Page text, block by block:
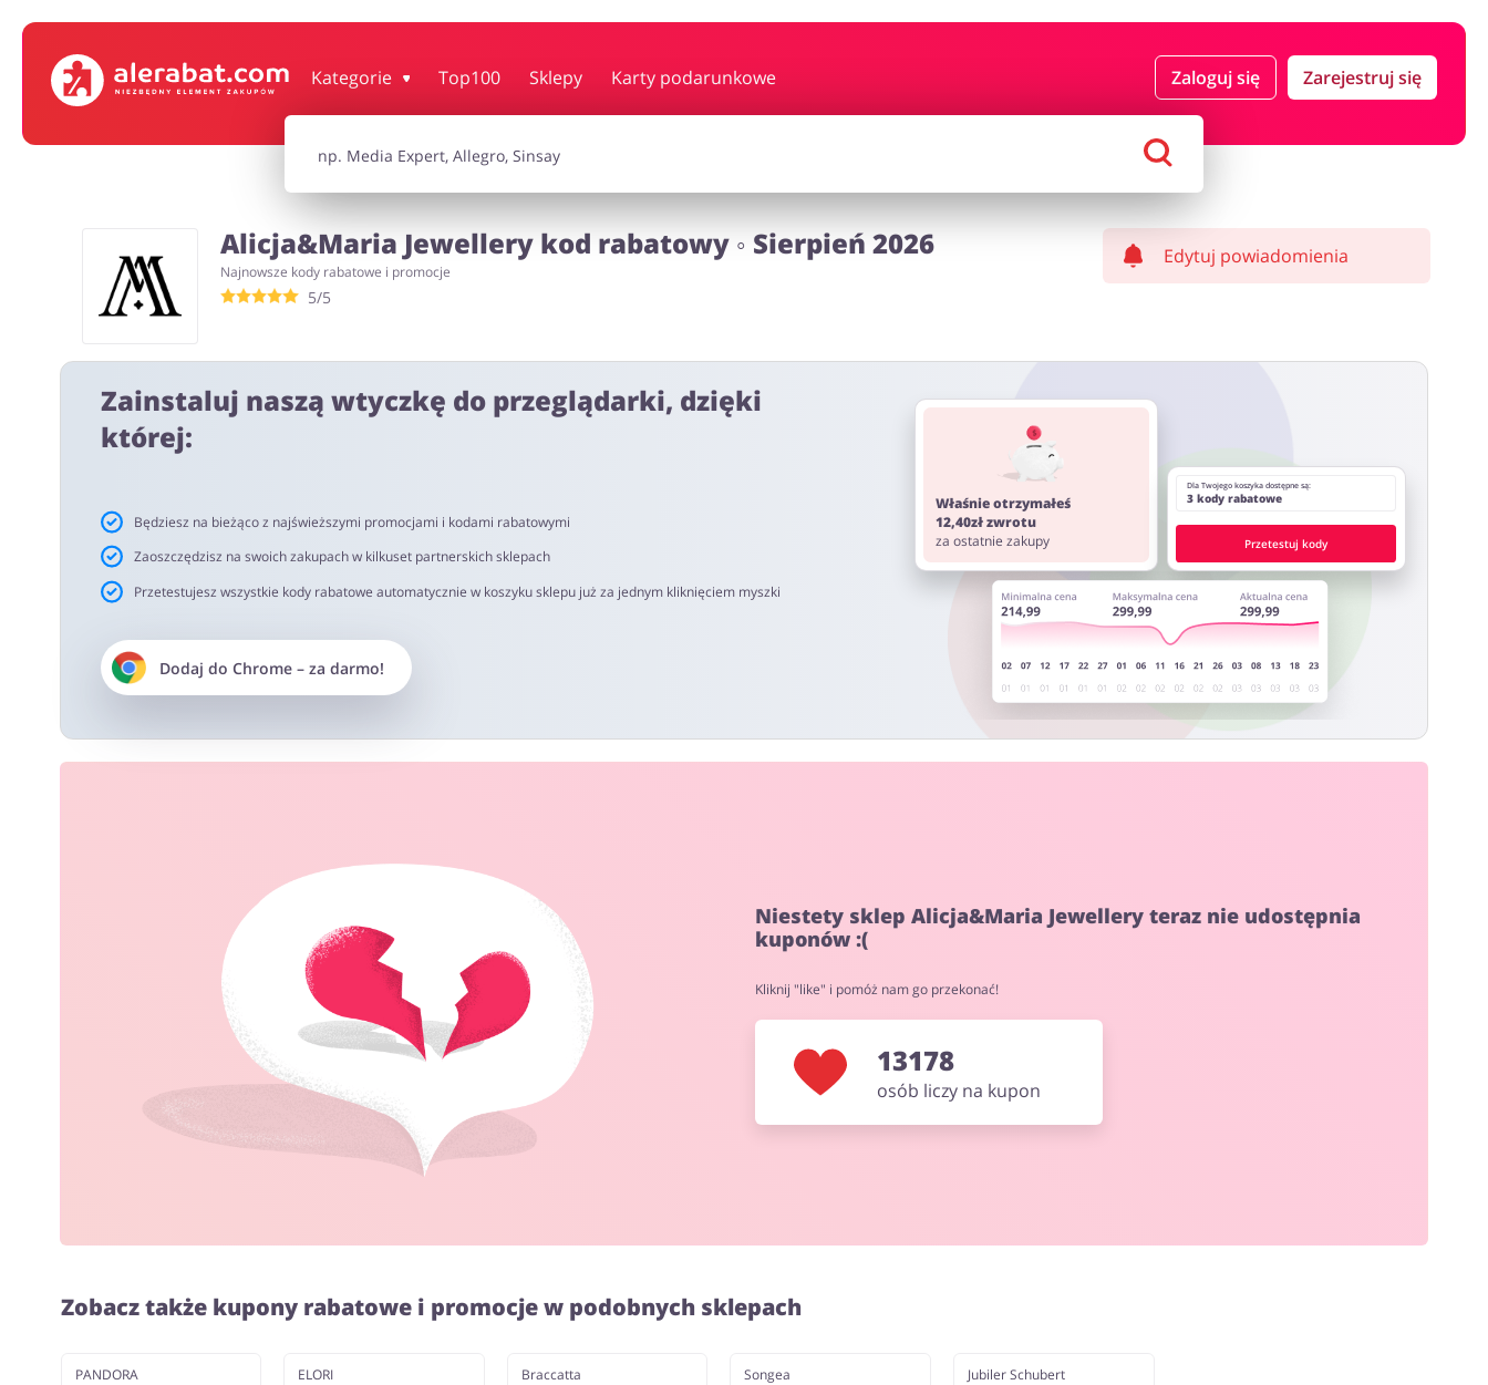
Kategorie Top100 Sklepy Karty podarunkowe Zaloguj się Zarejestruj się
Turystyka i Podróże Usługi Zdrowie i uroda
Alicja&Maria Jewellery kod rabatowy ◦ Sierpień 2026
Najnowsze kody rabatowe i promocje
5/5
Edytuj powiadomienia
Zainstaluj naszą wtyczkę do przeglądarki, dzięki
której:
Będziesz na bieżąco z najświeższymi promocjami i kodami rabatowymi
Zaoszczędzisz na swoich zakupach w kilkuset partnerskich sklepach
Przetestujesz wszystkie kody rabatowe automatycznie w koszyku sklepu już za jednym kliknięciem myszki
Dodaj do Chrome– za darmo!
Właśnie otrzymałeś
12,40zł zwrotu
za ostatnie zakupy
Dla Twojego koszyka dostępne są:
3 kody rabatowe
Przetestuj kody
Niestety sklep Alicja&Maria Jewellery teraz nie udostępnia
kuponów :(
Kliknij "like" i pomóż nam go przekonać!
13178
osób liczy na kupon
Zobacz także kupony rabatowe i promocje w podobnych sklepach
PANDORA ELORI Braccatta Songea Jubiler Schubert